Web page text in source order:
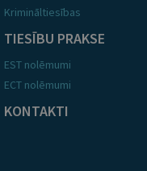
Krimināltiesības
TIESĪBU PRAKSE
EST nolēmumi
ECT nolēmumi
KONTAKTI